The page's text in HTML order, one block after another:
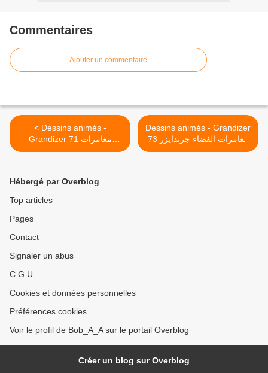
Commentaires
Ajouter un commentaire
< Dessins animés -
Grandizer 71 مغامرات
الفضاء جرندايزر
Dessins animés - Grandizer
73 مغامرات الفضاء جرندايزر
>
Hébergé par Overblog
Top articles
Pages
Contact
Signaler un abus
C.G.U.
Cookies et données personnelles
Préférences cookies
Voir le profil de Bob_A_A sur le portail Overblog
Créer un blog sur Overblog